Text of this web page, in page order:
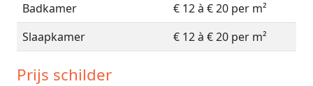
Badkamer
€ 12 à € 20 per m²
Slaapkamer
€ 12 à € 20 per m²
Prijs schilder